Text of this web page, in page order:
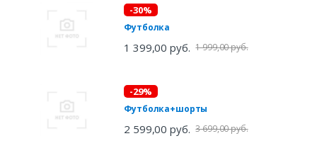
-30%
Футболка
1 399,00 руб. 1 999,00 руб.
-29%
Футболка+шорты
2 599,00 руб. 3 699,00 руб.